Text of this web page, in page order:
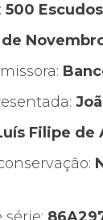
500 Escudos
de
Filipe de